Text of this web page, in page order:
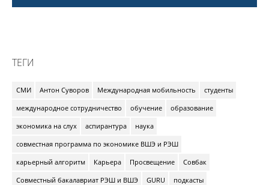
ТЕГИ
СМИ Антон Суворов Международная мобильность
студенты
международное сотрудничество
обучение
образование
экономика на слух
аспирантура
наука
совместная программа по экономике ВШЭ и РЭШ
карьерный алгоритм
Карьера Просвещение
Совбак
Совместный бакалавриат РЭШ и ВШЭ
GURU
подкасты